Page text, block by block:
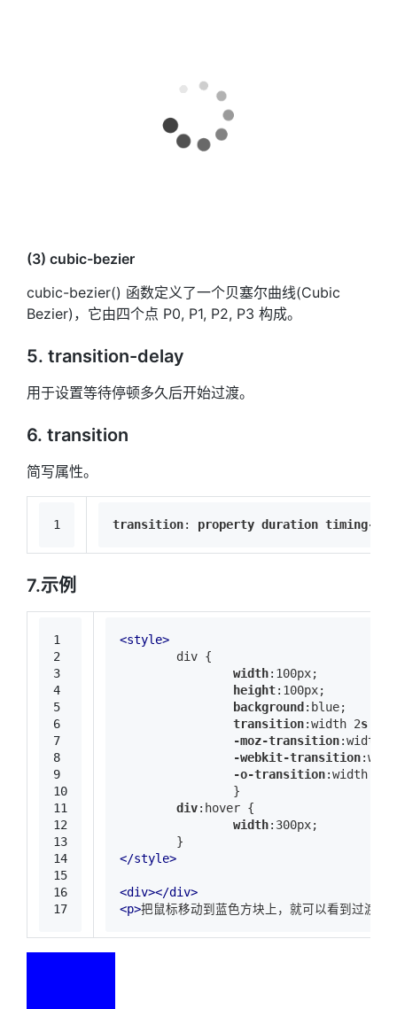
(3) cubic-bezier
cubic-bezier() 函数定义了一个贝塞尔曲线(Cubic
Bezier)，它由四个点 P0, P1, P2, P3 构成。
5. transition-delay
用于设置等待停顿多久后开始过渡。
6. transition
简写属性。
1 transition: property duration timing-
7.示例
1
2
3
4
5
6
7
8
9
10
11
12
13
14
15
16
17
<style>
	div {
width:100px;
height:100px;
background :blue;
transition:width 2s
-moz-transition:width
-webkit-transition
-o-transition:width
		}
div:hover {
width:300px;
	}
</style>
<div></div>
<p>把鼠标移动到蓝色方块上，就可以看到过渡效